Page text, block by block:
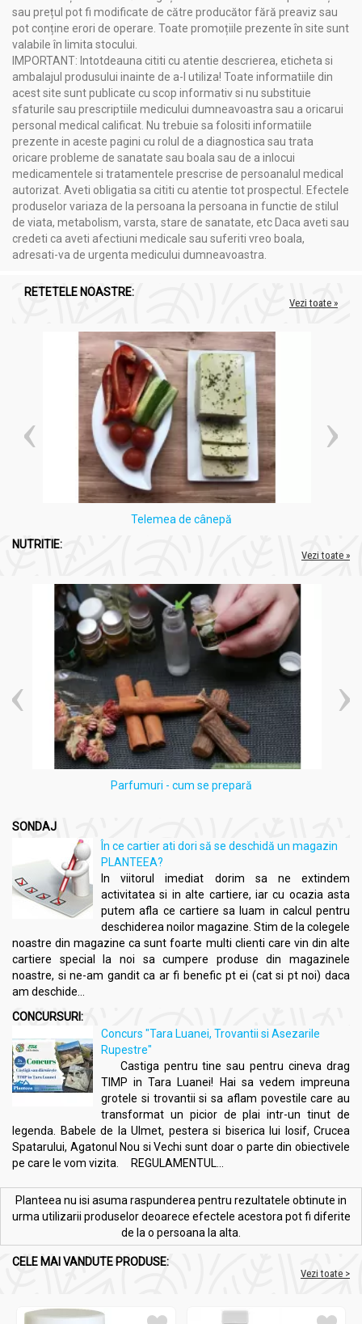
sau prețul pot fi modificate de către producător fără preaviz sau
pot conține erori de operare. Toate promoțiile prezente în site sunt
valabile în limita stocului.
IMPORTANT: Intotdeauna cititi cu atentie descrierea, eticheta si
ambalajul produsului inainte de a-l utiliza! Toate informatiile din
acest site sunt publicate cu scop informativ si nu substituie
sfaturile sau prescriptiile medicului dumneavoastra sau a oricarui
personal medical calificat. Nu trebuie sa folositi informatiile
prezente in aceste pagini cu rolul de a diagnostica sau trata
oricare probleme de sanatate sau boala sau de a inlocui
medicamentele si tratamentele prescrise de persoanalul medical
autorizat. Aveti obligatia sa cititi cu atentie tot prospectul. Efectele
produselor variaza de la persoana la persoana in functie de stilul
de viata, metabolism, varsta, stare de sanatate, etc Daca aveti sau
credeti ca aveti afectiuni medicale sau suferiti vreo boala,
adresati-va de urgenta medicului dumneavoastra.
RETETELE NOASTRE:
Vezi toate »
Telemea de cânepă
NUTRITIE:
Vezi toate »
Parfumuri - cum se prepară
SONDAJ
În ce cartier ati dori să se deschidă un magazin
PLANTEEA?
In viitorul imediat dorim sa ne extindem
activitatea si in alte cartiere, iar cu ocazia asta
putem afla ce cartiere sa luam in calcul pentru
deschiderea noilor magazine. Stim de la colegele
noastre din magazine ca sunt foarte multi clienti care vin din alte
cartiere special la noi sa cumpere produse din magazinele
noastre, si ne-am gandit ca ar fi benefic pt ei (cat si pt noi) daca
am deschide...
CONCURSURI:
Concurs "Tara Luanei, Trovantii si Asezarile
Rupestre"
Castiga pentru tine sau pentru cineva drag
TIMP in Tara Luanei! Hai sa vedem impreuna
grotele si trovantii si sa aflam povestile care au
transformat un picior de plai intr-un tinut de
legenda. Babele de la Ulmet, pestera si biserica lui Iosif, Crucea
Spatarului, Agatonul Nou si Vechi sunt doar o parte din obiectivele
pe care le vom vizita. REGULAMENTUL...
Planteea nu isi asuma raspunderea pentru rezultatele obtinute in
urma utilizarii produselor deoarece efectele acestora pot fi diferite
de la o persoana la alta.
CELE MAI VANDUTE PRODUSE:
Vezi toate >